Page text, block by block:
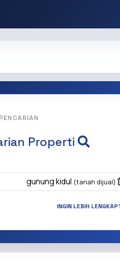
Properti
gunung kidul (tanah dijual)
INGIN LEBIH LENGKAP?